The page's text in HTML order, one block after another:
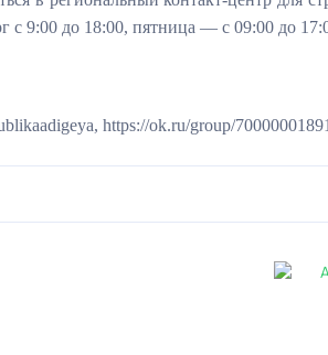
с 9:00 до 18:00, пятница — с 09:00 до
https://ok.ru/group/